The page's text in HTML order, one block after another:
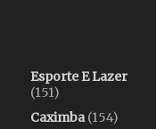
Esporte E Lazer
(151)
Caximba(154)